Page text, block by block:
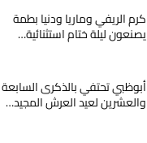
كرم الريفي وماريا ودنيا بطمة
يصنعون ليلة ختام استثنائية…
أبوظبي تحتفي بالذكرى السابعة
والعشرين لعيد العرش المجيد…